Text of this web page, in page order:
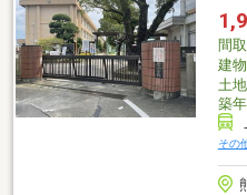
分熊本バス「田迎小学校前」
希望のお客様へ■ご来店・ご案
日にちをお気軽にご連絡下さいま
間
建
土
築
その